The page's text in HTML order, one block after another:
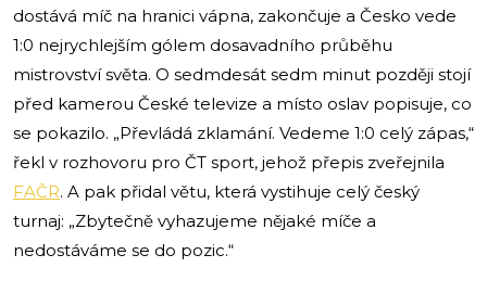
dostává míč na hranici vápna, zakončuje a Česko vede
1:0 nejrychlejším gólem dosavadního průběhu
mistrovství světa. O sedmdesát sedm minut později stojí
před kamerou České televize a místo oslav popisuje, co
se pokazilo. „Převládá zklamání. Vedeme 1:0 celý zápas,“
řekl v rozhovoru pro ČT sport, jehož přepis zveřejnila
FAČR. A pak přidal větu, která vystihuje celý český
turnaj: „Zbytečně vyhazujeme nějaké míče a
nedostáváme se do pozic.“